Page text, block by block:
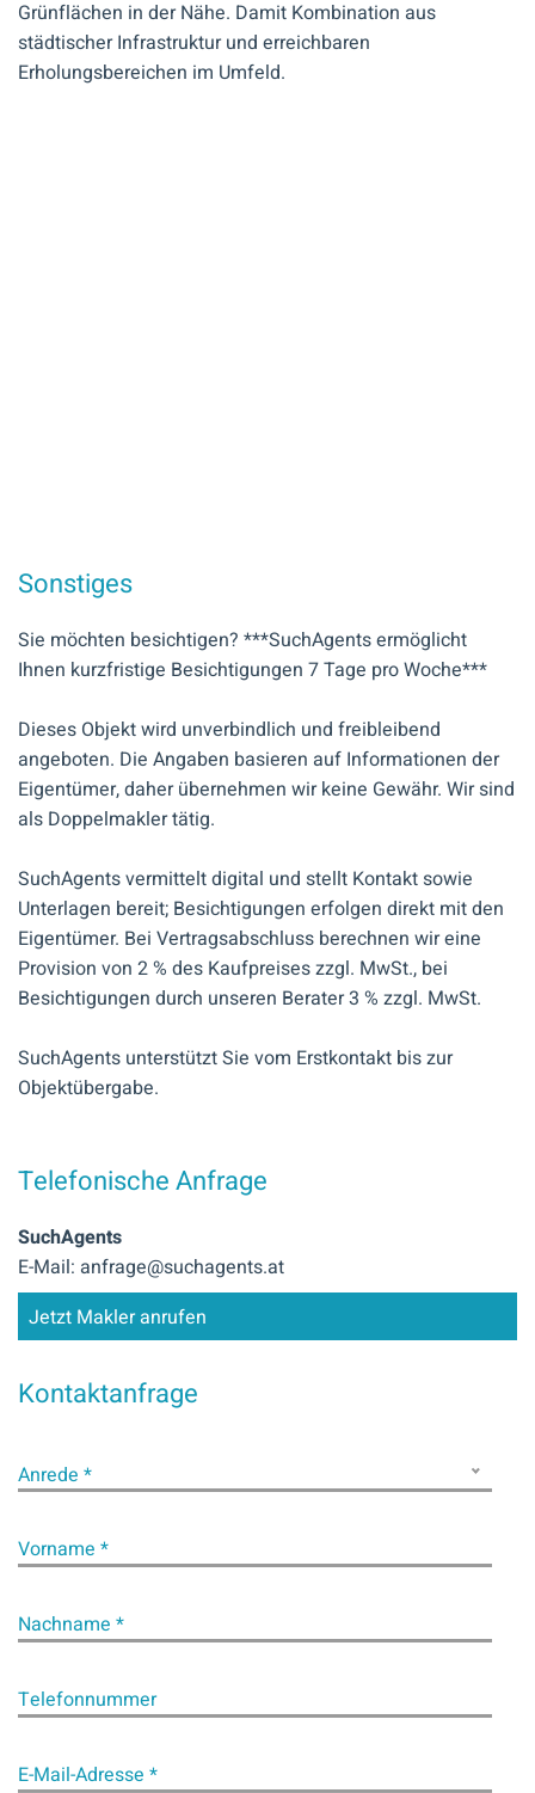
Grünflächen in der Nähe. Damit Kombination aus
städtischer Infrastruktur und erreichbaren
Erholungsbereichen im Umfeld.
Sonstiges
Sie möchten besichtigen? ***SuchAgents ermöglicht
Ihnen kurzfristige Besichtigungen 7 Tage pro Woche***
Dieses Objekt wird unverbindlich und freibleibend
angeboten. Die Angaben basieren auf Informationen der
Eigentümer, daher übernehmen wir keine Gewähr. Wir sind
als Doppelmakler tätig.
SuchAgents vermittelt digital und stellt Kontakt sowie
Unterlagen bereit; Besichtigungen erfolgen direkt mit den
Eigentümer. Bei Vertragsabschluss berechnen wir eine
Provision von 2 % des Kaufpreises zzgl. MwSt., bei
Besichtigungen durch unseren Berater 3 % zzgl. MwSt.
SuchAgents unterstützt Sie vom Erstkontakt bis zur
Objektübergabe.
Telefonische Anfrage
SuchAgents
E-Mail: anfrage@suchagents.at
Jetzt Makler anrufen
Kontaktanfrage
Anrede *
Vorname *
Nachname *
Telefonnummer
E-Mail-Adresse *